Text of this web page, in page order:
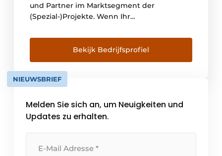
und Partner im Marktsegment der
(Spezial-)Projekte. Wenn Ihr
Ihnen gerne, die richtige Lösung für Ihre
Situation zu finden. Denken Sie an sehr
schmale, breite oder hohe ZIP-Systeme mit
speziellen Spezifikationen. Darüber hinaus
bieten wir [...]
Bekijk Bedrijfsprofiel
NIEUWSBRIEF
Melden Sie sich an, um Neuigkeiten und
Updates zu erhalten.